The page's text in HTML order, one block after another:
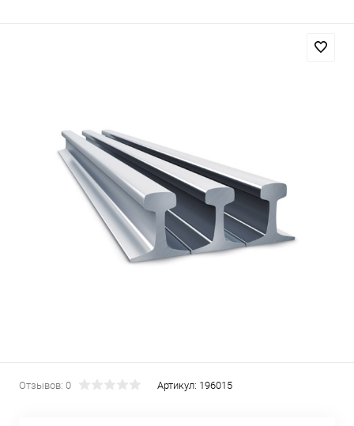
Отзывов: 0 Артикул: 196015